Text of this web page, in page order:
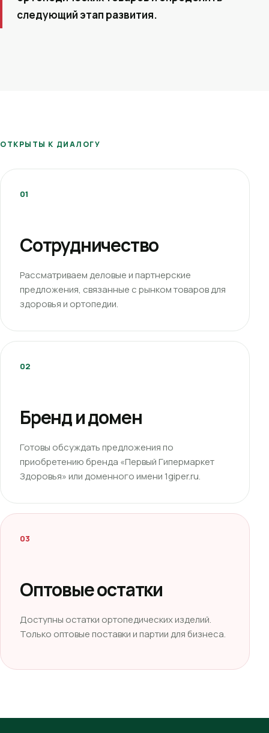
следующий этап развития.
ОТКРЫТЫ К ДИАЛОГУ
01
Сотрудничество
Рассматриваем деловые и партнерские
предложения, связанные с рынком товаров для
здоровья и ортопедии.
02
Бренд и домен
Готовы обсуждать предложения по
приобретению бренда «Первый Гипермаркет
Здоровья» или доменного имени 1giper.ru.
03
Оптовые остатки
Доступны остатки ортопедических изделий.
Только оптовые поставки и партии для бизнеса.